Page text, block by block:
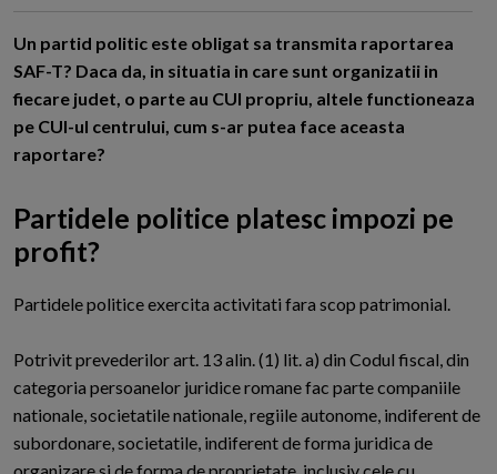
Un partid politic este obligat sa transmita raportarea
SAF-T? Daca da, in situatia in care sunt organizatii in
fiecare judet, o parte au CUI propriu, altele functioneaza
pe CUI-ul centrului, cum s-ar putea face aceasta
raportare?
Partidele politice platesc impozi pe
profit?
Partidele politice exercita activitati fara scop patrimonial.
Potrivit prevederilor art. 13 alin. (1) lit. a) din Codul fiscal, din
categoria persoanelor juridice romane fac parte companiile
nationale, societatile nationale, regiile autonome, indiferent de
subordonare, societatile, indiferent de forma juridica de